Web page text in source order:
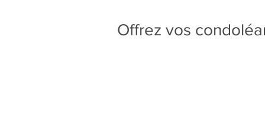
Offrez vos